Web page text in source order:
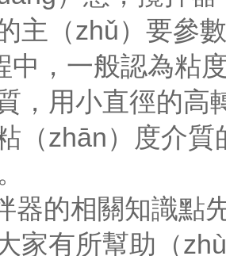
主（zhǔ）要參
中，一般認為粘
，用小直徑的高
（zhān）度介
器的相關知識點
家有所幫助（